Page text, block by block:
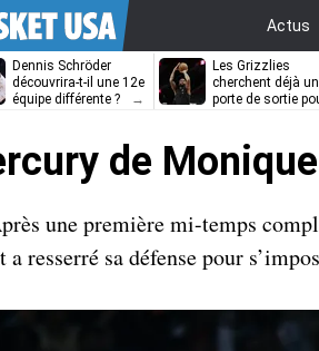
Actus
Dennis Schröder
découvrira-t-il une 12e
équipe différente ?
Les Grizzlies
cherchent déjà
porte de sortie
de
une première mi-temps
a resserré sa défense pour